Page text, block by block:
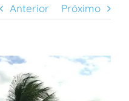
Anterior Próximo